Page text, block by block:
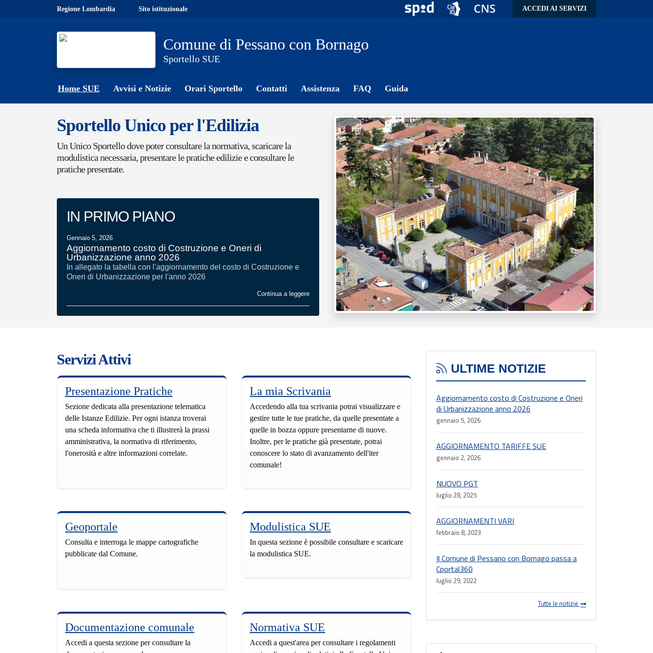
Skip to main contentRegione Lombardia Sito istituzionale ACCEDI AI SERVIZI
Comune di Pessano con Bornago
Sportello SUE
Home SUE Avvisi e Notizie Orari Sportello Contatti Assistenza FAQ Guida
Sportello Unico per l'Edilizia
Un Unico Sportello dove poter consultare la normativa, scaricare la
modulistica necessaria, presentare le pratiche edilizie e consultare le
pratiche presentate.
IN PRIMO PIANO
Gennaio 5, 2026
Aggiornamento costo di Costruzione e Oneri di
Urbanizzazione anno 2026
In allegato la tabella con l'aggiornamento del costo di Costruzione e
Oneri di Urbanizzazione per l'anno 2026
Continua a leggere
Servizi Attivi
Presentazione Pratiche
Sezione dedicata alla presentazione telematica
delle Istanze Edilizie. Per ogni istanza troverai
una scheda informativa che ti illustrerà la prassi
amministrativa, la normativa di riferimento,
l'onerosità e altre informazioni correlate.
La mia Scrivania
Accedendo alla tua scrivania potrai visualizzare e
gestire tutte le tue pratiche, da quelle presentate a
quelle in bozza oppure presentarne di nuove.
Inoltre, per le pratiche già presentate, potrai
conoscere lo stato di avanzamento dell'iter
comunale!
Geoportale
Consulta e interroga le mappe cartografiche
pubblicate dal Comune.
Modulistica SUE
In questa sezione è possibile consultare e scaricare
la modulistica SUE.
Documentazione comunale
Accedi a questa sezione per consultare la
Normativa SUE
Accedi a quest'area per consultare i regolamenti
ULTIME NOTIZIE
Aggiornamento costo di Costruzione e Oneri
di Urbanizzazione anno 2026
gennaio 5, 2026
AGGIORNAMENTO TARIFFE SUE
gennaio 2, 2026
NUOVO PGT
luglio 28, 2025
AGGIORNAMENTI VARI
febbraio 8, 2023
Il Comune di Pessano con Bornago passa a
Cportal360
luglio 29, 2022
Tutte le notizie